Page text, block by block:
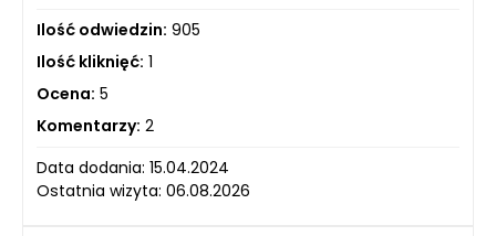
Ilość odwiedzin: 905
Ilość kliknięć: 1
Ocena: 5
Komentarzy: 2
Data dodania: 15.04.2024
Ostatnia wizyta: 06.08.2026